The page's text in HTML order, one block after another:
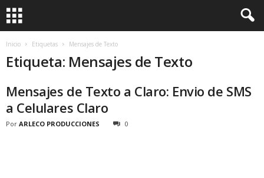
Inicio Etiquetas Mensajes de Texto
Etiqueta: Mensajes de Texto
Mensajes de Texto a Claro: Envio de SMS
a Celulares Claro
Por ARLECO PRODUCCIONES 0